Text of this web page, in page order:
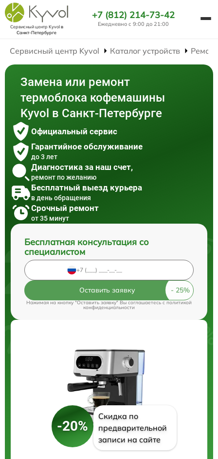
Сервисный центр Kyvolв
Санкт-Петербурге
+7 (812) 214-73-42
Ежедневно с 9:00 до 21:00
Сервисный центр Kyvol Каталог устройств
Замена или ремонт
термоблока кофемашины
Kyvol в Санкт-Петербурге
Официальный сервис
Гарантийное обслуживание
до 3 лет
Диагностика за наш счет,
ремонт по желанию
Бесплатный выезд курьера
в день обращения
Срочный ремонт
от 35 минут
Бесплатная консультация со
специалистом
Оставить заявку
Нажимая на кнопку "Оставить заявку" Вы соглашаетесь cполитикой
конфиденциальности
-20%
Скидка по
предварительной
записи на сайте